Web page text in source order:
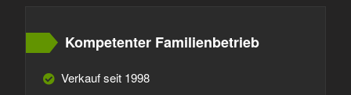
Kompetenter Familienbetrieb
Verkauf seit 1998